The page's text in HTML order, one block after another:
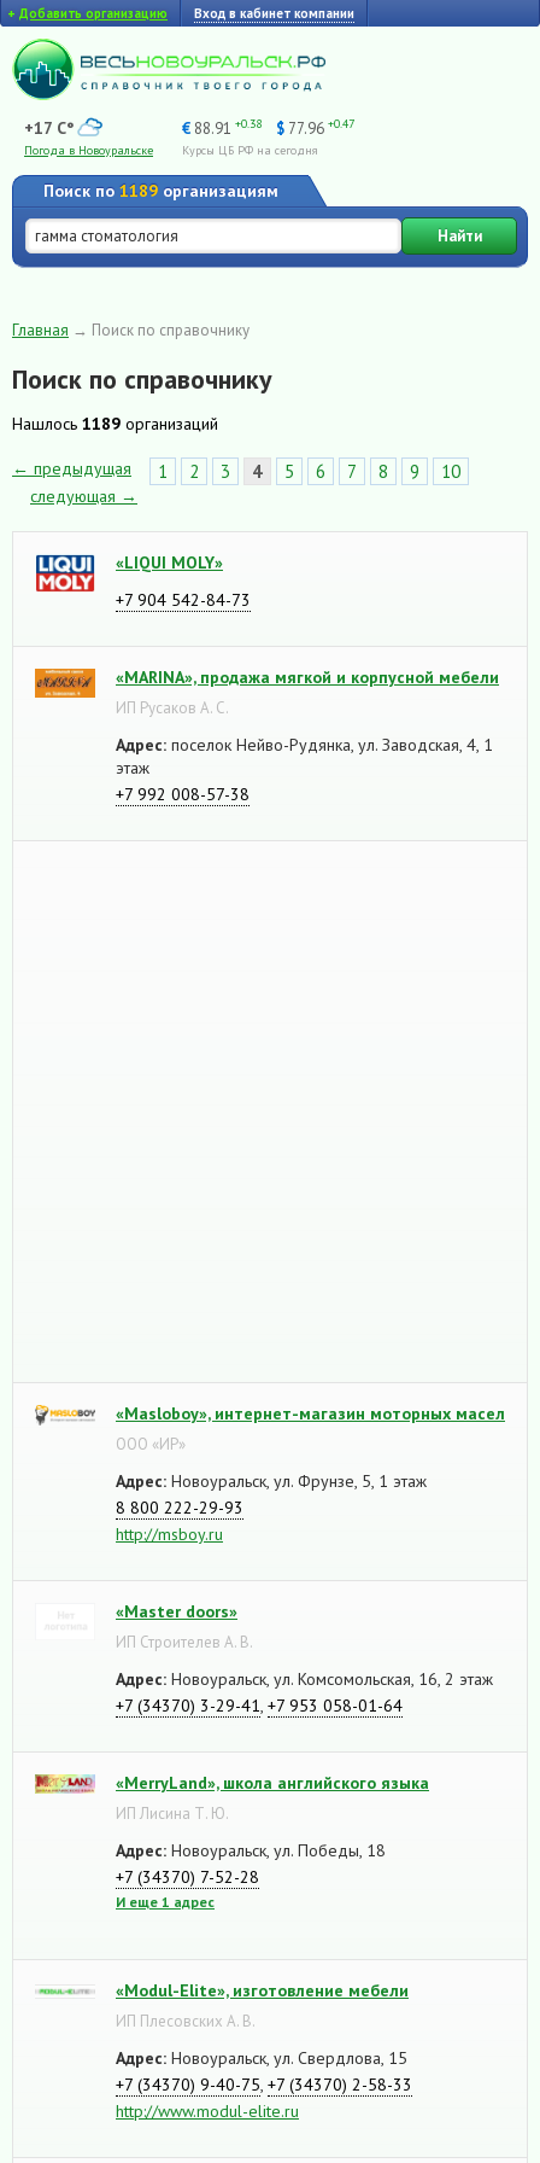
+ Добавить организацию Вход в кабинет компании
+17 C°
Погода в Новоуральске
€ 88.91 +0.38 $ 77.96 +0.47
Курсы ЦБ РФ на сегодня
Поиск по 1189 организациям
Найти
Главная → Поиск по справочнику
Поиск по справочнику
Нашлось 1189 организаций
← предыдущая 1 2 3 4 5 6 7 8 9 10
следующая →
«LIQUI MOLY»
+7 904 542-84-73
«MARINA», продажа мягкой и корпусной мебели
ИП Русаков А. С.
Адрес: поселок Нейво-Рудянка, ул. Заводская, 4, 1
этаж
+7 992 008-57-38
«Masloboy», интернет-магазин моторных масел
ООО «ИР»
Адрес: Новоуральск, ул. Фрунзе, 5, 1 этаж
8 800 222-29-93
http://msboy.ru
«Master doors»
ИП Строителев А. В.
Адрес: Новоуральск, ул. Комсомольская, 16, 2 этаж
+7 (34370) 3-29-41 +7 953 058-01-64
«MerryLand», школа английского языка
ИП Лисина Т. Ю.
Адрес: Новоуральск, ул. Победы, 18
+7 (34370) 7-52-28
И еще 1 адрес
«Modul-Elite», изготовление мебели
ИП Плесовских А. В.
Адрес: Новоуральск, ул. Свердлова, 15
+7 (34370) 9-40-75 +7 (34370) 2-58-33
http://www.modul-elite.ru